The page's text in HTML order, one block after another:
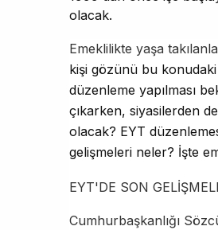
olacak.
Emeklilikte yaşa
kişi gözünü bu
düzenleme yapılması
çıkarken, siyasilerden
olacak? EYT
gelişmeleri neler? İşte
EYT'DE SON
Cumhurbaşkanlığı